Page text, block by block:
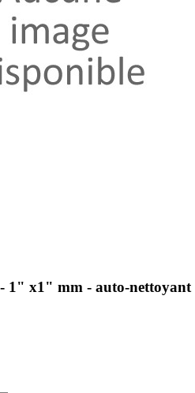
1" x1" mm - auto-nettoyant